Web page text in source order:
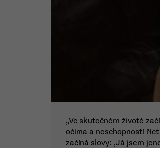
„Ve skutečném životě
očima a neschopností říct
začíná slovy: ‚Já jsem